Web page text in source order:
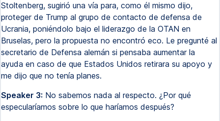
Stoltenberg, sugirió una vía para, como él mismo dijo,
proteger de Trump al grupo de contacto de defensa de
Ucrania, poniéndolo bajo el liderazgo de la OTAN en
Bruselas, pero la propuesta no encontró eco. Le pregunté al
secretario de Defensa alemán si pensaba aumentar la
ayuda en caso de que Estados Unidos retirara su apoyo y
me dijo que no tenía planes.
Speaker 3: No sabemos nada al respecto. ¿Por qué
especularíamos sobre lo que haríamos después?